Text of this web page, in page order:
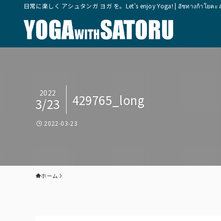
日常に楽しく アシュタンガ ヨガ を。Let's enjoy Yoga! | อัชทางก้าโย
429765_long
2022
3/23
2022-03-23
ホーム